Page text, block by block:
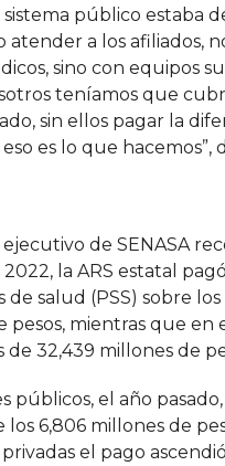
sistema público estaba
atender a los afiliados,
sino con equipos
teníamos que
sin ellos pagar la
es lo que hacemos”,
de SENASA
la ARS estatal
de salud (PSS) sobre los
pesos, mientras que en
de 32,439 millones de
públicos, el año pasado,
los 6,806 millones de
el pago ascendió